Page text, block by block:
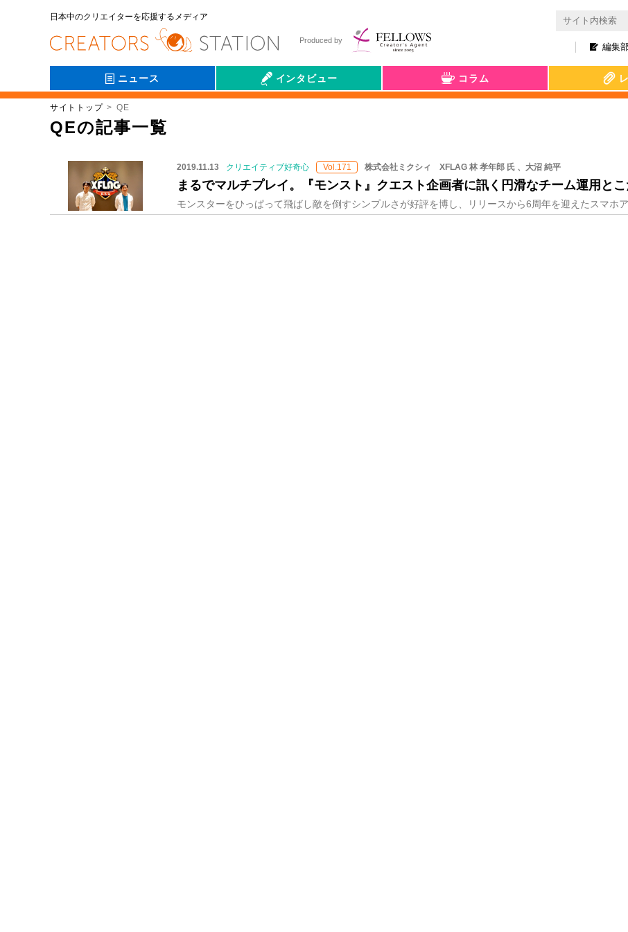
日本中のクリエイターを応援するメディア
編集
Produced by
ニュース インタビュー コラム
サイトトップ QE
QEの記事一覧
2019.11.13 クリエイティブ好奇心 Vol.171 株式会社ミクシィ XFLAG 林 孝年郎 氏 、大沼 純平
まるでマルチプレイ。『モンスト』クエスト企画者に訊く円滑なチーム運用とこ